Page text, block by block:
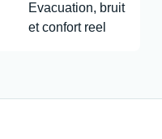
Evacuation, bruit
et confort reel